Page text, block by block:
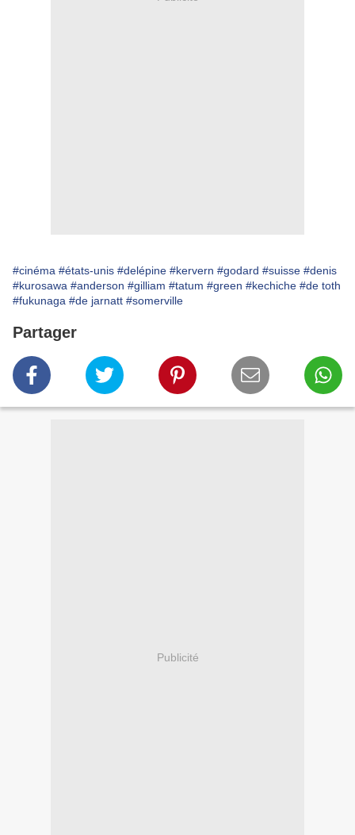
#cinéma #états-unis #delépine #kervern #godard #suisse #denis
#kurosawa #anderson #gilliam #tatum #green #kechiche #de toth
#fukunaga #de jarnatt #somerville
Partager
Publicité